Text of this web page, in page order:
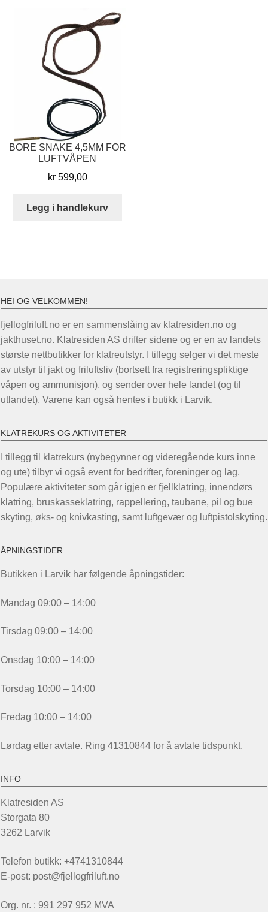
BORE SNAKE 4,5MM FOR
LUFTVÅPEN
kr599,00
Legg i handlekurv
HEI OG VELKOMMEN!
fjellogfriluft.no er en sammenslåing av klatresiden.no og
jakthuset.no. Klatresiden AS drifter sidene og er en av landets
største nettbutikker for klatreutstyr. I tillegg selger vi det meste
av utstyr til jakt og friluftsliv (bortsett fra registreringspliktige
våpen og ammunisjon), og sender over hele landet (og til
utlandet). Varene kan også hentes i butikk i Larvik.
KLATREKURS OG AKTIVITETER
I tillegg til klatrekurs (nybegynner og videregående kurs inne
og ute) tilbyr vi også event for bedrifter, foreninger og lag.
Populære aktiviteter som går igjen er fjellklatring, innendørs
klatring, bruskasseklatring, rappellering, taubane, pil og bue
skyting, øks- og knivkasting, samt luftgevær og luftpistolskyting.
ÅPNINGSTIDER
Butikken i Larvik har følgende åpningstider:
Mandag 09:00 – 14:00
Tirsdag 09:00 – 14:00
Onsdag 10:00 – 14:00
Torsdag 10:00 – 14:00
Fredag 10:00 – 14:00
Lørdag etter avtale. Ring 41310844 for å avtale tidspunkt.
INFO
Klatresiden AS
Storgata 80
3262 Larvik
Telefon butikk: +4741310844
E-post: post@fjellogfriluft.no
Org. nr. : 991 297 952 MVA